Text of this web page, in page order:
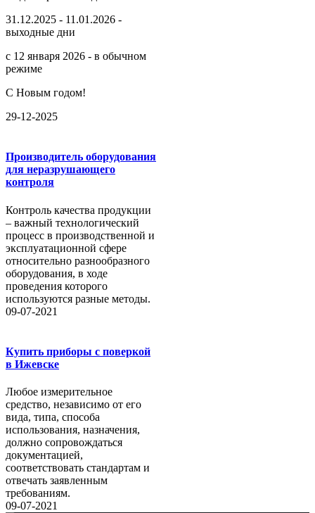
31.12.2025 - 11.01.2026 -
выходные дни
с 12 января 2026 - в обычном
режиме
С Новым годом!
29-12-2025
Производитель оборудования
для неразрушающего
контроля
Контроль качества продукции
– важный технологический
процесс в производственной и
эксплуатационной сфере
относительно разнообразного
оборудования, в ходе
проведения которого
используются разные методы.
09-07-2021
Купить приборы с поверкой
в Ижевске
Любое измерительное
средство, независимо от его
вида, типа, способа
использования, назначения,
должно сопровождаться
документацией,
соответствовать стандартам и
отвечать заявленным
требованиям.
09-07-2021